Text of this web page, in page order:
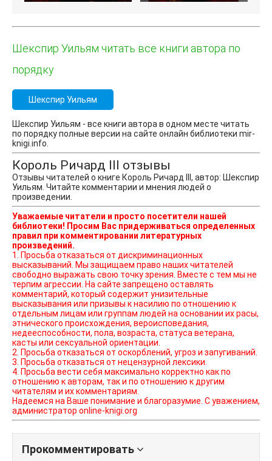
Шекспир Уильям читать все книги автора по
порядку
Шекспир Уильям
Шекспир Уильям - все книги автора в одном месте читать
по порядку полные версии на сайте онлайн библиотеки mir-
knigi.info.
Король Ричард III отзывы
Отзывы читателей о книге Король Ричард III, автор: Шекспир
Уильям. Читайте комментарии и мнения людей о
произведении.
Уважаемые читатели и просто посетители нашей
библиотеки! Просим Вас придерживаться определенных
правил при комментировании литературных
произведений.
1. Просьба отказаться от дискриминационных
высказываний. Мы защищаем право наших читателей
свободно выражать свою точку зрения. Вместе с тем мы не
терпим агрессии. На сайте запрещено оставлять
комментарий, который содержит унизительные
высказывания или призывы к насилию по отношению к
отдельным лицам или группам людей на основании их расы,
этнического происхождения, вероисповедания,
недееспособности, пола, возраста, статуса ветерана,
касты или сексуальной ориентации.
2. Просьба отказаться от оскорблений, угроз и запугиваний.
3. Просьба отказаться от нецензурной лексики.
4. Просьба вести себя максимально корректно как по
отношению к авторам, так и по отношению к другим
читателям и их комментариям.
Надеемся на Ваше понимание и благоразумие. С уважением,
администратор online-knigi.org
Прокомментировать